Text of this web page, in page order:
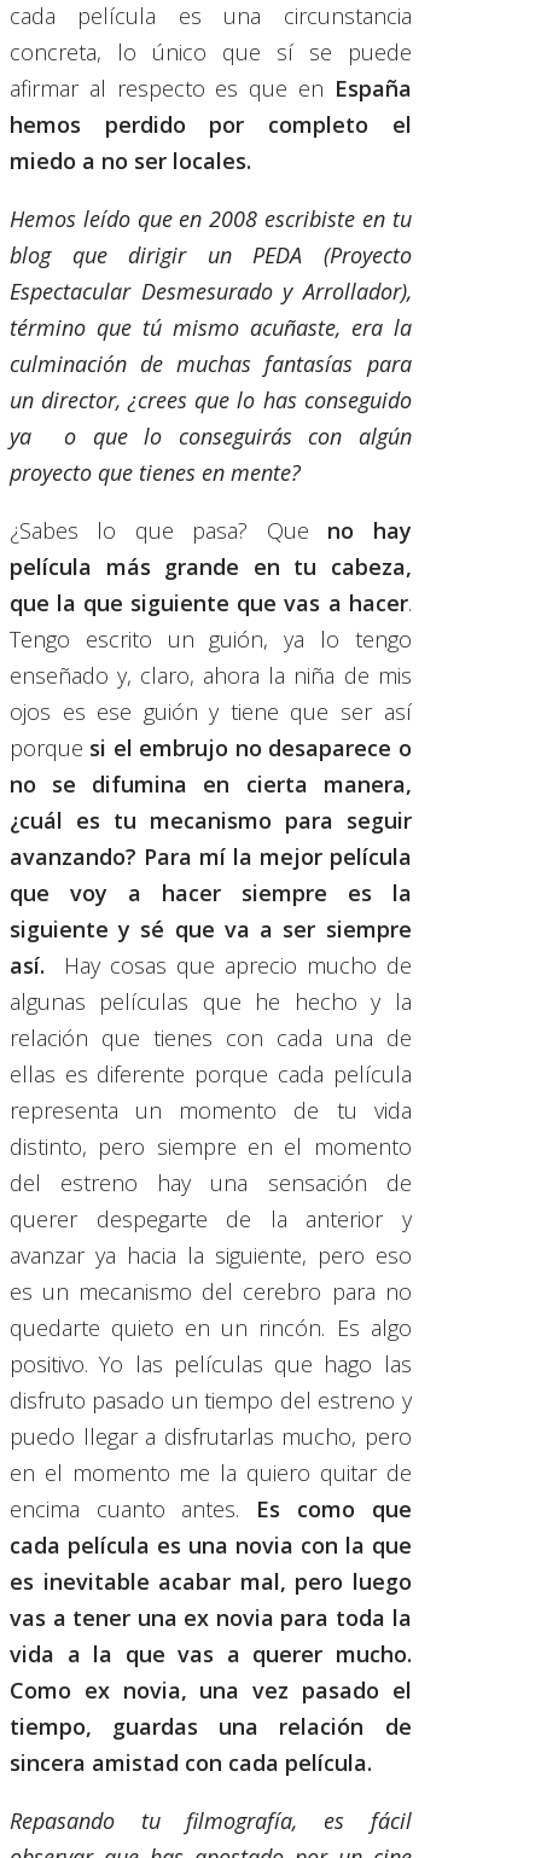
cada película es una circunstancia
concreta, lo único que sí se puede
afirmar al respecto es que en España
hemos perdido por completo
el
miedo a no ser locales.
Hemos leído que en 2008 escribiste en tu
blog que dirigir un PEDA (Proyecto
Espectacular Desmesurado y Arrollador),
término que tú mismo acuñaste, era la
culminación de muchas fantasías para
un director, ¿crees que lo has conseguido
ya o que lo conseguirás con algún
proyecto que tienes en mente?
¿Sabes lo que pasa? Que no hay
película más grande en tu cabeza,
que la que siguiente que vas a hacer.
Tengo escrito un guión, ya lo tengo
enseñado y, claro, ahora la niña de mis
ojos es ese guión y tiene que ser así
porque si el embrujo no desaparece o
no se difumina en cierta manera,
¿cuál es tu mecanismo para seguir
avanzando? Para mí la mejor película
que voy a hacer siempre es la
siguiente y sé que va a ser siempre
así.
Hay cosas que aprecio mucho de
algunas películas que he hecho y la
relación que tienes con cada una de
ellas es diferente porque cada película
representa un momento de tu vida
distinto, pero siempre en el momento
del estreno hay una sensación de
querer despegarte de la anterior y
avanzar ya hacia la siguiente, pero eso
es un mecanismo del cerebro para no
quedarte quieto en un rincón. Es algo
positivo. Yo las películas que hago las
disfruto pasado un tiempo del estreno y
puedo llegar a disfrutarlas mucho, pero
en el momento me la quiero quitar de
encima cuanto antes. Es como que
cada película es una novia con la que
es inevitable acabar mal, pero luego
vas a tener una ex novia para toda la
vida a la que vas a querer mucho.
Como ex novia, una vez pasado el
tiempo, guardas una relación de
sincera amistad con cada película.
Repasando tu filmografía, es fácil